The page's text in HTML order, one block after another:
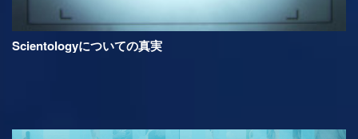
Scientologyについての真実